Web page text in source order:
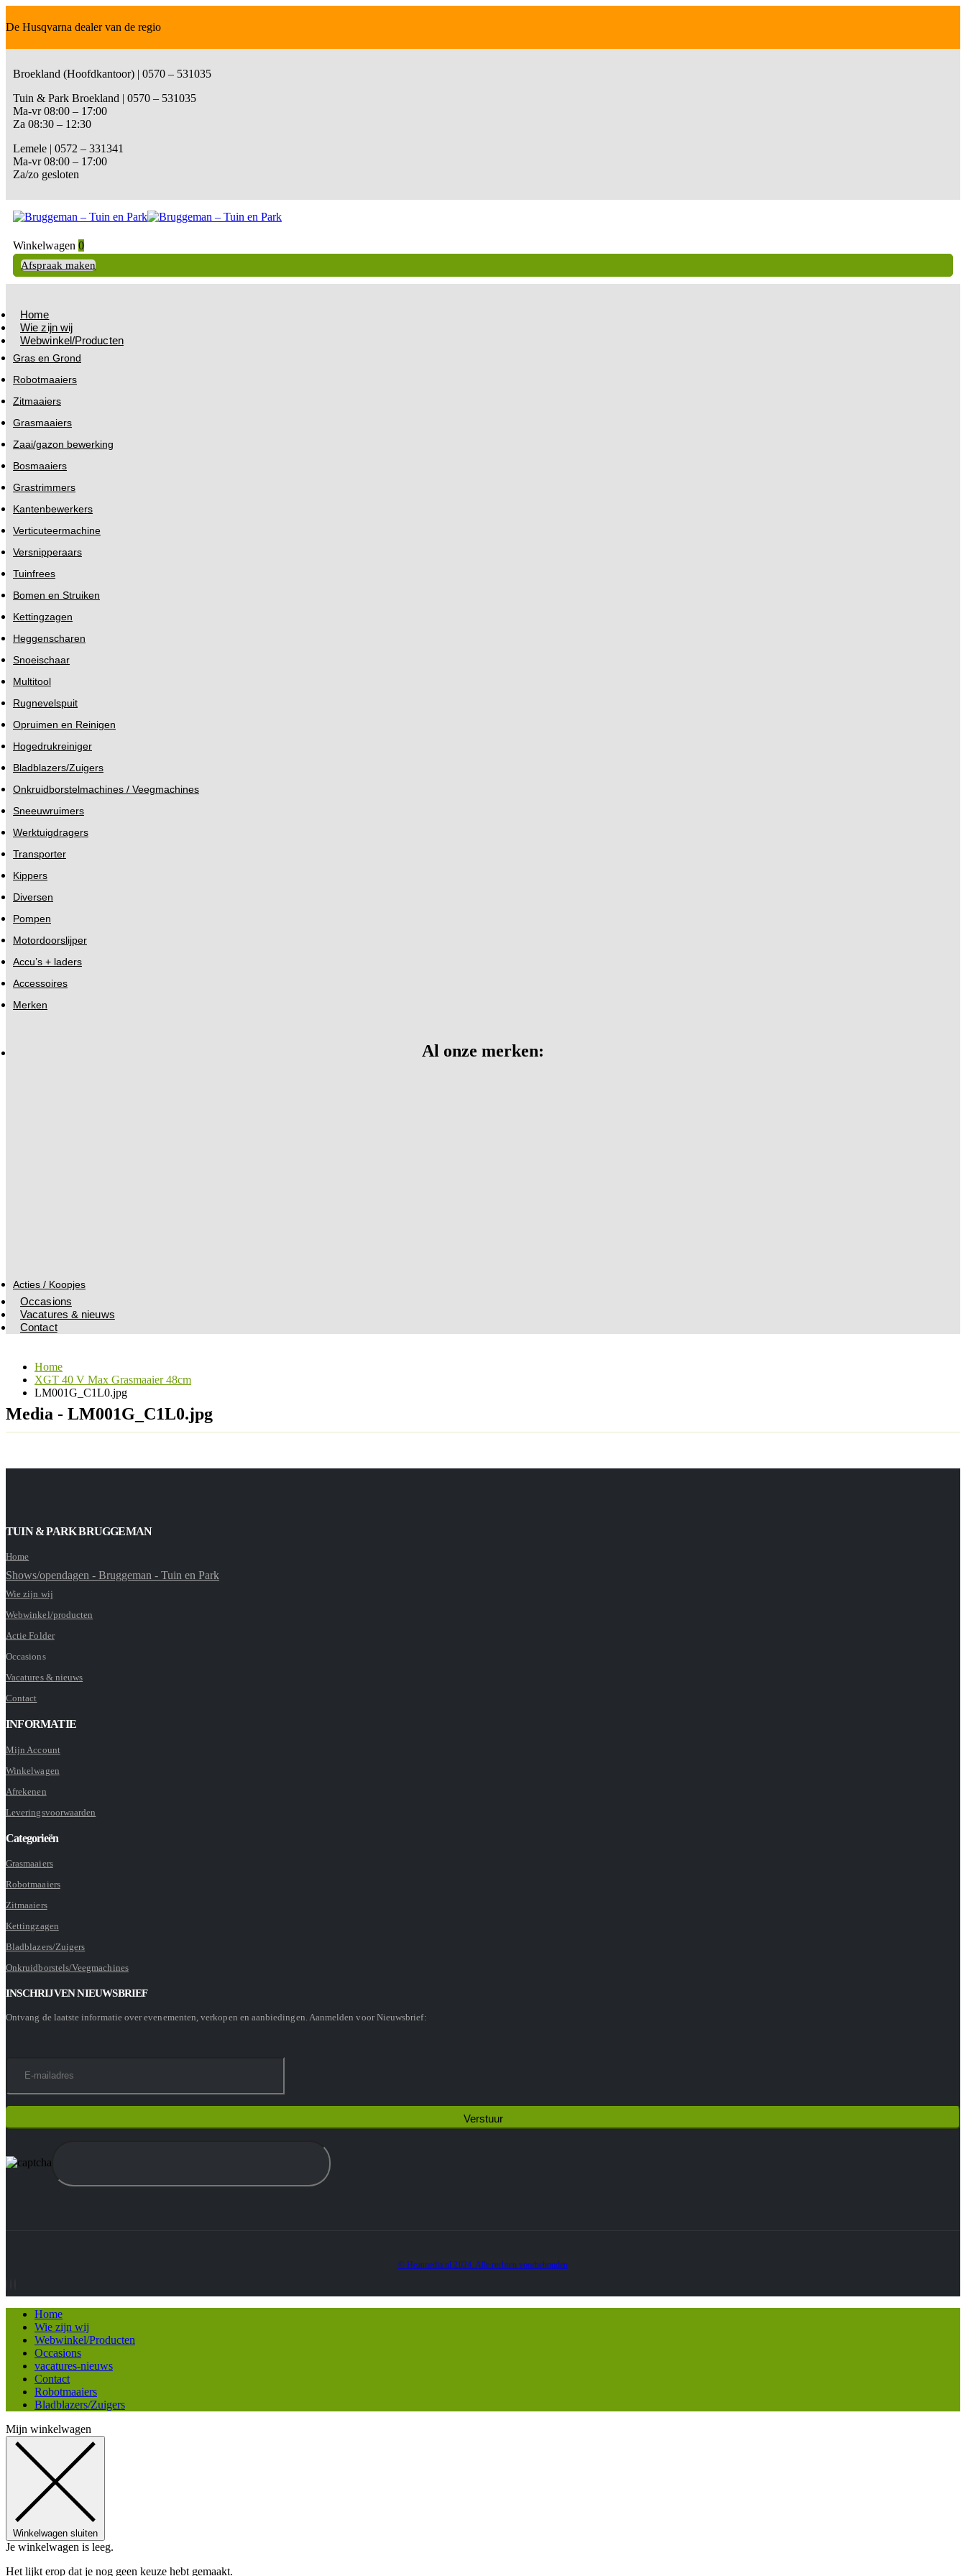
De Husqvarna dealer van de regio
Broekland (Hoofdkantoor) | 0570 – 531035
Tuin & Park Broekland | 0570 – 531035
Ma-vr 08:00 – 17:00
Za 08:30 – 12:30
Lemele | 0572 – 331341
Ma-vr 08:00 – 17:00
Za/zo gesloten
Winkelwagen 0
Afspraak maken
Home
Wie zijn wij
Webwinkel/Producten
Gras en Grond
Robotmaaiers
Zitmaaiers
Grasmaaiers
Zaai/gazon bewerking
Bosmaaiers
Grastrimmers
Kantenbewerkers
Verticuteermachine
Versnipperaars
Tuinfrees
Bomen en Struiken
Kettingzagen
Heggenscharen
Snoeischaar
Multitool
Rugnevelspuit
Opruimen en Reinigen
Hogedrukreiniger
Bladblazers/Zuigers
Onkruidborstelmachines / Veegmachines
Sneeuwruimers
Werktuigdragers
Transporter
Kippers
Diversen
Pompen
Motordoorslijper
Accu’s + laders
Accessoires
Merken
Al onze merken:
Acties / Koopjes
Occasions
Vacatures & nieuws
Contact
Home
XGT 40 V Max Grasmaaier 48cm
LM001G_C1L0.jpg
Media - LM001G_C1L0.jpg
TUIN & PARK BRUGGEMAN
Home
Shows/opendagen - Bruggeman - Tuin en Park
Wie zijn wij
Webwinkel/producten
Actie Folder
Occasions
Vacatures & nieuws
Contact
INFORMATIE
Mijn Account
Winkelwagen
Afrekenen
Leveringsvoorwaarden
Categorieën
Grasmaaiers
Robotmaaiers
Zitmaaiers
Kettingzagen
Bladblazers/Zuigers
Onkruidborstels/Veegmachines
INSCHRIJVEN NIEUWSBRIEF
Ontvang de laatste informatie over evenementen, verkopen en aanbiedingen. Aanmelden voor Nieuwsbrief:
© Heatmedia.nl 2024. Alle rechten voorbehouden
Home
Wie zijn wij
Webwinkel/Producten
Occasions
vacatures-nieuws
Contact
Robotmaaiers
Bladblazers/Zuigers
Mijn winkelwagen
Winkelwagen sluiten
Je winkelwagen is leeg.
Het lijkt erop dat je nog geen keuze hebt gemaakt.